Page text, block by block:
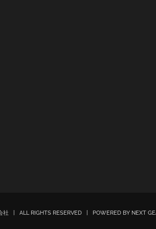
社 | ALL RIGHTS RESERVED | POWERED BY NEXT